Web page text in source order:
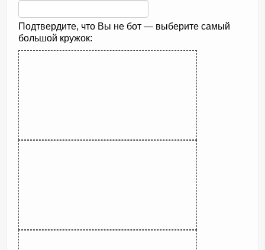
Подтвердите, что Вы не бот — выберите самый
большой кружок: